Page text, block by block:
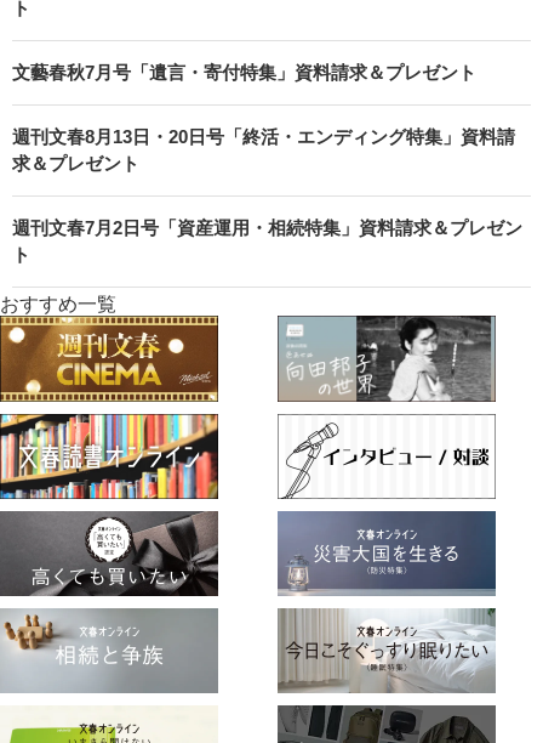
ト
文藝春秋7月号「遺言・寄付特集」資料請求＆プレゼント
週刊文春8月13日・20日号「終活・エンディング特集」資料請
求＆プレゼント
週刊文春7月2日号「資産運用・相続特集」資料請求＆プレゼン
ト
おすすめ一覧